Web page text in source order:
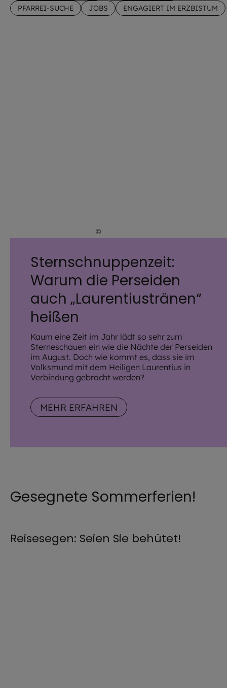
PFARREI-SUCHE
JOBS ENGAGIERT IM ERZBISTUM
©
Sternschnuppenzeit:
Warum die Perseiden
auch „Laurentiustränen“
heißen
Kaum eine Zeit im Jahr lädt so sehr zum
Sterneschauen ein wie die Nächte der Perseiden
im August. Doch wie kommt es, dass sie im
Volksmund mit dem Heiligen Laurentius in
Verbindung gebracht werden?
MEHR ERFAHREN
Gesegnete Sommerferien!
Reisesegen: Seien Sie behütet!